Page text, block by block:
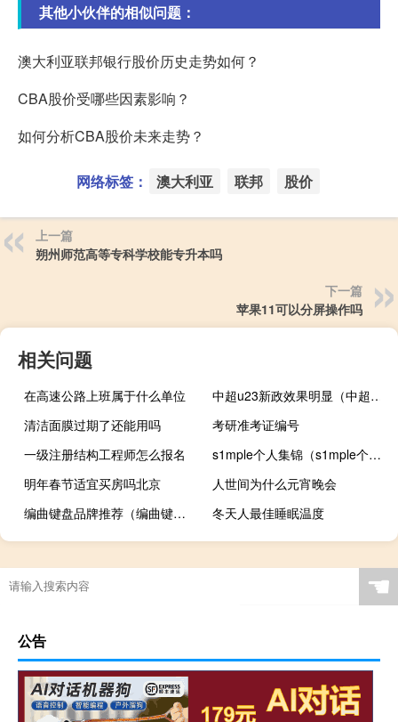
其他小伙伴的相似问题：
澳大利亚联邦银行股价历史走势如何？
CBA股价受哪些因素影响？
如何分析CBA股价未来走势？
网络标签： 澳大利亚 联邦 股价
上一篇
朔州师范高等专科学校能专升本吗
下一篇
苹果11可以分屏操作吗
相关问题
在高速公路上班属于什么单位
中超u23新政效果明显（中超u23新政是什么）
清洁面膜过期了还能用吗
考研准考证编号
一级注册结构工程师怎么报名
s1mple个人集锦（s1mple个人资料）
明年春节适宜买房吗北京
人世间为什么元宵晚会
编曲键盘品牌推荐（编曲键盘简介）
冬天人最佳睡眠温度
☚
公告